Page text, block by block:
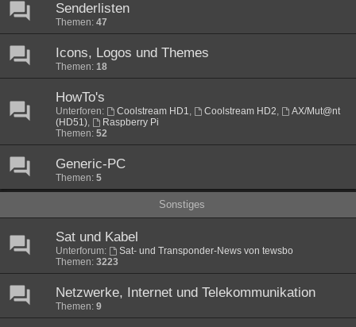
Senderlisten
Themen: 47
Icons, Logos und Themes
Themen: 18
HowTo's
Unterforen: Coolstream HD1, Coolstream HD2,
AX/Mut@nt
(HD51),
Raspberry Pi
Themen: 52
Generic-PC
Themen: 5
Sonstiges
Sat und Kabel
Unterforum:
Sat- und Transponder-News von tewsbo
Themen: 3223
Netzwerke, Internet und Telekommunikation
Themen: 9